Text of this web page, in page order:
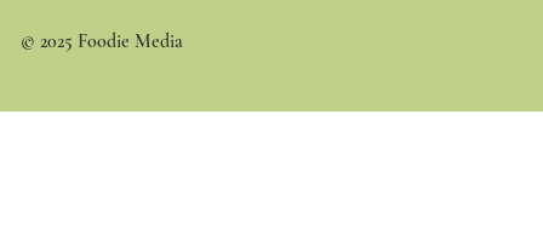
© 2025 Foodie Media